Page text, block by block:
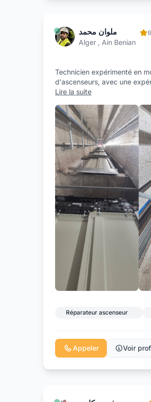
ملوان محمد
Alger , Ain Benian
Technicien expérimenté en
d'ascenseurs, avec une
Lire la suite
Réparateur ascenseur
Appeler Voir